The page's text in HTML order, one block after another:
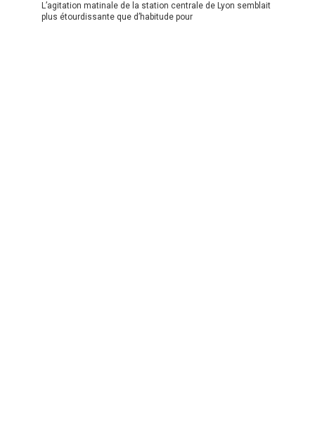
L’agitation matinale de la station centrale de Lyon semblait
plus étourdissante que d’habitude pour